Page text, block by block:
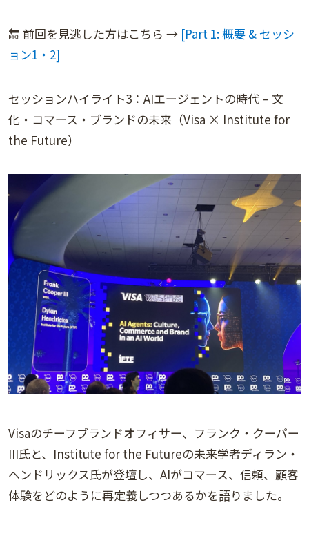
🔙 前回を見逃した方はこちら → [Part 1: 概要 & セッシ
ョン1・2]
セッションハイライト3：AIエージェントの時代 – 文
化・コマース・ブランドの未来（Visa × Institute for
the Future）
Visaのチーフブランドオフィサー、フランク・クーパー
III氏と、Institute for the Futureの未来学者ディラン・
ヘンドリックス氏が登壇し、AIがコマース、信頼、顧客
体験をどのように再定義しつつあるかを語りました。